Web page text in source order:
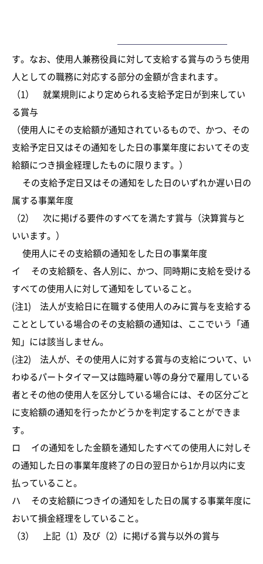
の区分に応じ、それぞれ次の事業年度の損金の額に算入しま
す。なお、使用人兼務役員に対して支給する賞与のうち使用
人としての職務に対応する部分の金額が含まれます。
（1） 就業規則により定められる支給予定日が到来してい
る賞与
（使用人にその支給額が通知されているもので、かつ、その
支給予定日又はその通知をした日の事業年度においてその支
給額につき損金経理したものに限ります。）
その支給予定日又はその通知をした日のいずれか遅い日の
属する事業年度
（2） 次に掲げる要件のすべてを満たす賞与（決算賞与と
いいます。）
使用人にその支給額の通知をした日の事業年度
イ その支給額を、各人別に、かつ、同時期に支給を受ける
すべての使用人に対して通知をしていること。
(注1) 法人が支給日に在職する使用人のみに賞与を支給する
こととしている場合のその支給額の通知は、ここでいう「通
知」には該当しません。
(注2) 法人が、その使用人に対する賞与の支給について、い
わゆるパートタイマー又は臨時雇い等の身分で雇用している
者とその他の使用人を区分している場合には、その区分ごと
に支給額の通知を行ったかどうかを判定することができま
す。
ロ イの通知をした金額を通知したすべての使用人に対しそ
の通知した日の事業年度終了の日の翌日から1か月以内に支
払っていること。
ハ その支給額につきイの通知をした日の属する事業年度に
おいて損金経理をしていること。
（3） 上記（1）及び（2）に掲げる賞与以外の賞与